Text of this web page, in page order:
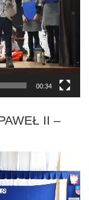
00:34
II –